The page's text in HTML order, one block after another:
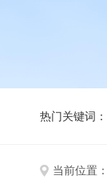
热门关键词：
当前位置：